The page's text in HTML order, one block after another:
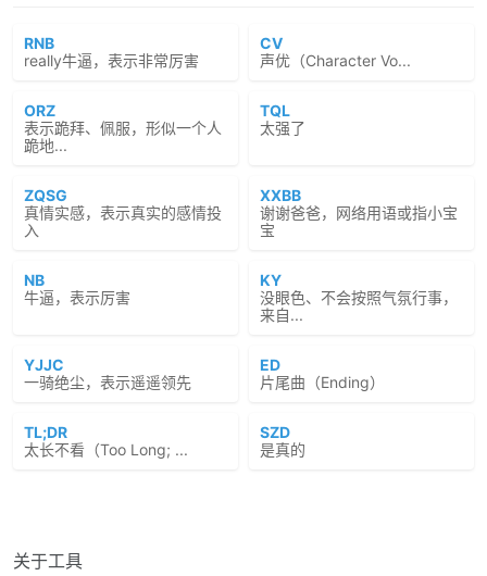
RNB
really牛逼，表示非常厉害
CV
声优（Character Vo...
ORZ
表示跪拜、佩服，形似一个人
跪地...
TQL
太强了
ZQSG
真情实感，表示真实的感情投
入
XXBB
谢谢爸爸，网络用语或指小宝
宝
NB
牛逼，表示厉害
KY
没眼色、不会按照气氛行事，
来自...
YJJC
一骑绝尘，表示遥遥领先
ED
片尾曲（Ending）
TL;DR
太长不看（Too Long; ...
SZD
是真的
关于工具